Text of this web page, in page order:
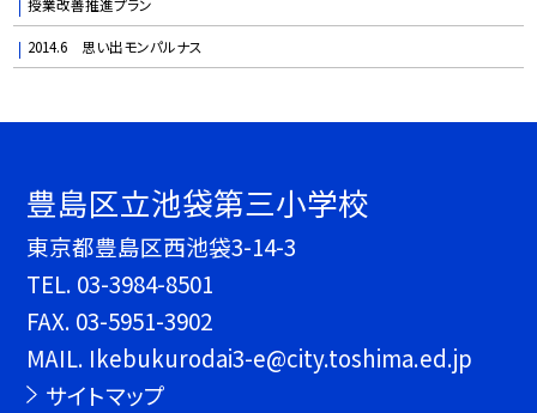
授業改善推進プラン
2014.6 思い出モンパルナス
豊島区立池袋第三小学校
東京都豊島区西池袋3-14-3
TEL. 03-3984-8501
FAX. 03-5951-3902
MAIL. Ikebukurodai3-e@city.toshima.ed.jp
サイトマップ